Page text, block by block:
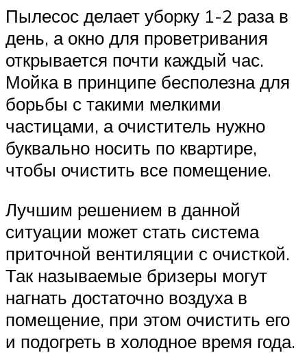
Пылесос делает уборку 1-2 раза в
день, а окно для проветривания
открывается почти каждый час.
Мойка в принципе бесполезна для
борьбы с такими мелкими
частицами, а очиститель нужно
буквально носить по квартире,
чтобы очистить все помещение.
Лучшим решением в данной
ситуации может стать система
приточной вентиляции с очисткой.
Так называемые бризеры могут
нагнать достаточно воздуха в
помещение, при этом очистить его
и подогреть в холодное время года.